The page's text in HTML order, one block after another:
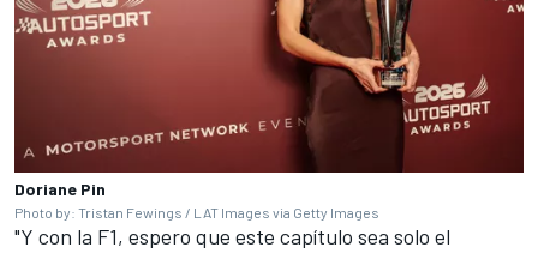
Doriane Pin
Photo by: Tristan Fewings / LAT Images via Getty Images
"Y con la F1, espero que este capítulo sea solo el